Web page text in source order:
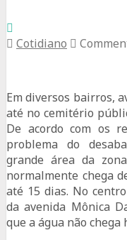
Cotidiano
Em diversos bairros,
até no cemitério
De acordo com os
problema do
grande área da
normalmente chega
até 15 dias. No
da avenida Mônica
que a água não chega